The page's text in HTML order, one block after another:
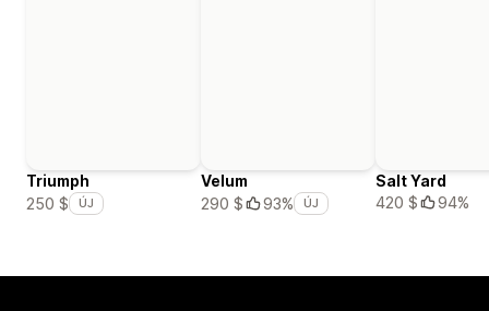
Triumph
250 $
ÚJ
Velum
290 $
93% ÚJ
Salt Yard
420 $
94%